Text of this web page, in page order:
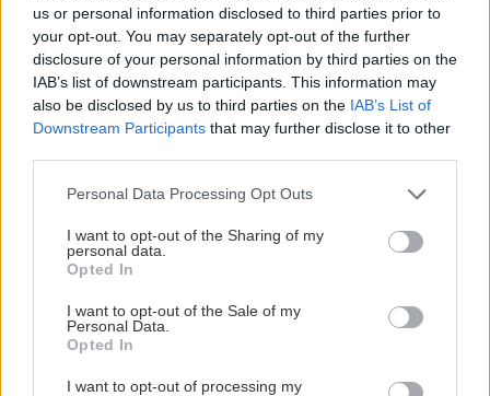
us or personal information disclosed to third parties prior to
your opt-out. You may separately opt-out of the further
disclosure of your personal information by third parties on the
IAB’s list of downstream participants. This information may
also be disclosed by us to third parties on the IAB’s List of
Downstream Participants that may further disclose it to other
Please note that this website/app uses one or more Google
not limited to your visit or usage behaviour. You may click to
grant or deny consent to Google and its third-party tags to
use your data for below specified purposes in below Google
consent section.
Personal Data Processing Opt Outs
I want to opt-out of the Sharing of my
personal data.
Opted In
I want to opt-out of the Sale of my
Personal Data.
Opted In
I want to opt-out of processing my
τότε μέχρι σήμερα ολόφρεσκα θαλασσινά σε
χορταστικές μερίδες. Το μενού είναι κλασικό αλλά
θαυματουργό, και περιλαμβάνει άψογα
καλαμαράκια και γαριδούλες στο τηγάνι, ψητές
σαρδέλες, κολοκυθάκια με φέτα, γαύρο μαρινάτο,
χταπόδι στα κάρβουνα, σαλάτα μαυρομάτικα και
φανταστική φάβα. Για ένα τσιμπολόγημα με
ουζάκι, θα υπολογίσεις γύρω στα 20€ το άτομο –
αν θέλεις και φρέσκο ψάρι, οι τιμές κυμαίνονται